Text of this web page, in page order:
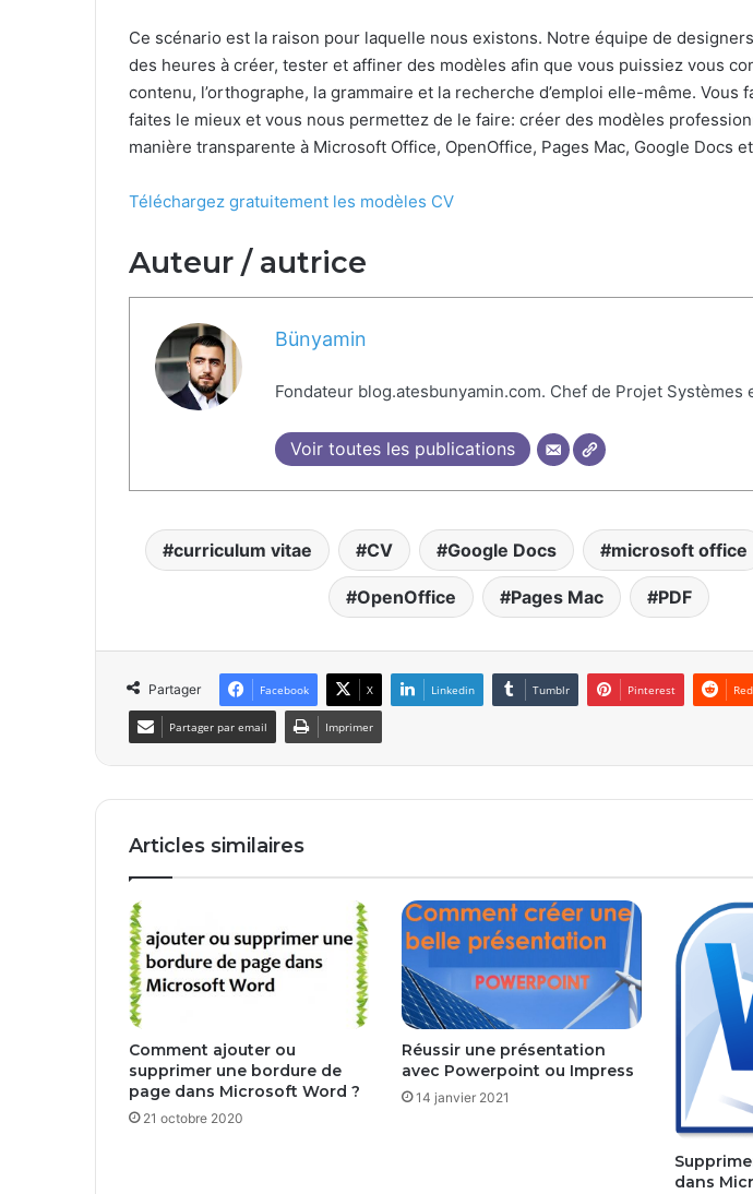
Ce scénario est la raison pour laquelle nous existons. Notre équipe de
des heures à créer, tester et affiner des modèles afin que vous puissiez vous
contenu, l’orthographe, la grammaire et la recherche d’emploi elle-même. Vous
faites le mieux et vous nous permettez de le faire: créer des modèles
manière transparente à Microsoft Office, OpenOffice, Pages Mac, Google Docs et
Téléchargez gratuitement les modèles CV
Auteur / autrice
Bünyamin
Fondateur blog.atesbunyamin.com. Chef de Projet Systèmes
Voir toutes les publications
curriculum vitae CV Google Docs microsoft office
OpenOffice Pages Mac PDF
Partager Facebook X Linkedin Tumblr Pinterest
Partager par email Imprimer
Articles similaires
Comment ajouter ou
supprimer une bordure de
page dans Microsoft Word ?
21 octobre 2020
Réussir une présentation
avec Powerpoint ou Impress
14 janvier 2021
dans